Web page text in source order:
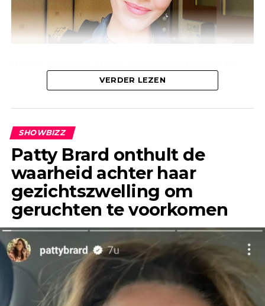
Linda, of waren ze alleen bekend bij de mensen
geruchten al jaren geleden de ronde deden.
VERDER LEZEN
SHOWBIZZ
Patty Brard onthult de
waarheid achter haar
gezichtszwelling om
geruchten te voorkomen